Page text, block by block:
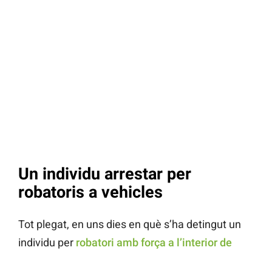
Un individu arrestar per
robatoris a vehicles
Tot plegat, en uns dies en què s’ha detingut un
individu per robatori amb força a l’interior de